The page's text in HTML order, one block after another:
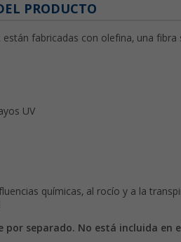
PRODUCTO
están fabricadas con olefina, una
UV
químicas, al rocío y a la
por separado. No está incluida en